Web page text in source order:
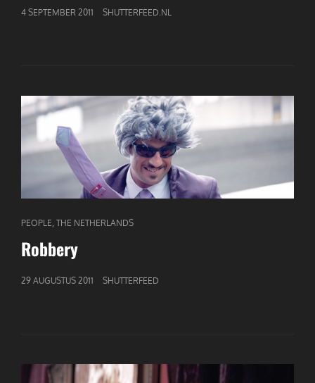
GEPUBLICEERD
4 SEPTEMBER 2011 SHUTTERFEED.NL
CAT
LINKS
PEOPLE THE NETHERLANDS
Robbery
GEPUBLICEERD
29 AUGUSTUS 2011 SHUTTERFEED